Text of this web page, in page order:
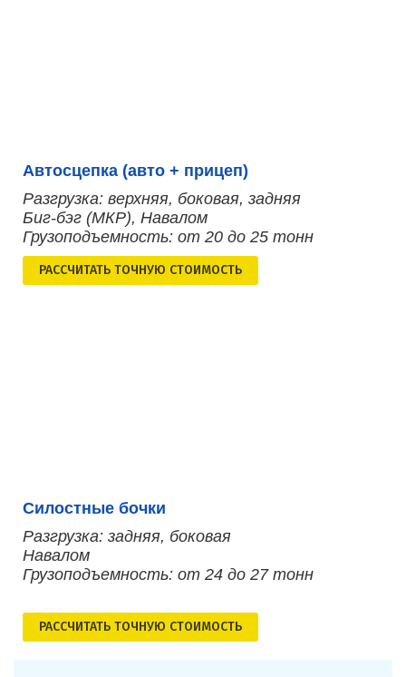
Автосцепка (авто + прицеп)
Разгрузка: верхняя, боковая, задняя
Биг-бэг (МКР), Навалом
Грузоподъемность: от 20 до 25 тонн
РАСCЧИТАТЬ ТОЧНУЮ СТОИМОСТЬ
Силостные бочки
Разгрузка: задняя, боковая
Навалом
Грузоподъемность: от 24 до 27 тонн
РАСCЧИТАТЬ ТОЧНУЮ СТОИМОСТЬ